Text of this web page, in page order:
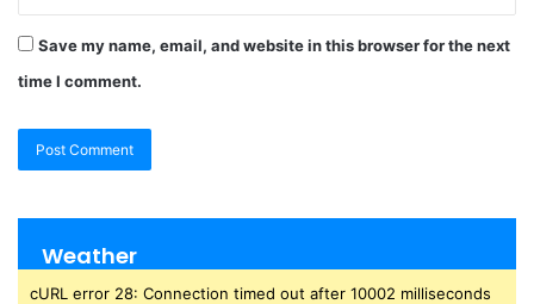
Save my name, email, and website in this browser for the next
time I comment.
Weather
cURL error 28: Connection timed out after 10002 milliseconds